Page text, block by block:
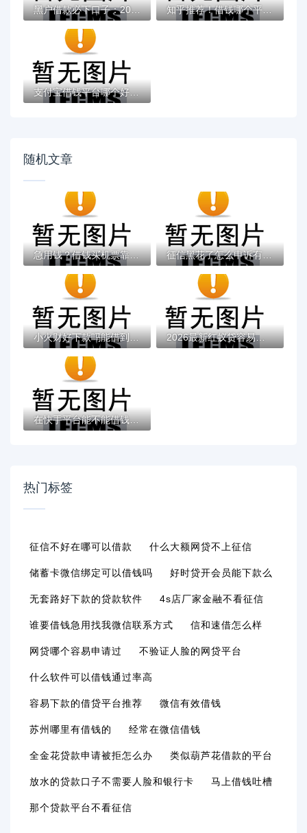
黑户借款必下口子：2025推荐5个通过率100%的... 知乎推荐！借钱哪个平台靠谱？这5个低息正规...
支付宝借钱平台哪个好？实测推荐这3个靠谱低...
随机文章
急用钱？借钱买机票靠谱吗？这5个平台帮你紧... 征信黑花了怎么申诉有用吗？这些实战经验帮...
小火财好下款吗能借到钱吗？1000元无门槛借... 2026最新红蚁贷容易下款吗，总结十个黑户口...
在快手平台能不能借钱？深度分析贷款渠道是...
热门标签
征信不好在哪可以借款 什么大额网贷不上征信
储蓄卡微信绑定可以借钱吗 好时贷开会员能下款么
无套路好下款的贷款软件 4s店厂家金融不看征信
谁要借钱急用找我微信联系方式 信和速借怎么样
网贷哪个容易申请过 不验证人脸的网贷平台
什么软件可以借钱通过率高
容易下款的借贷平台推荐 微信有效借钱
苏州哪里有借钱的 经常在微信借钱
全金花贷款申请被拒怎么办 类似葫芦花借款的平台
放水的贷款口子不需要人脸和银行卡 马上借钱吐槽
那个贷款平台不看征信